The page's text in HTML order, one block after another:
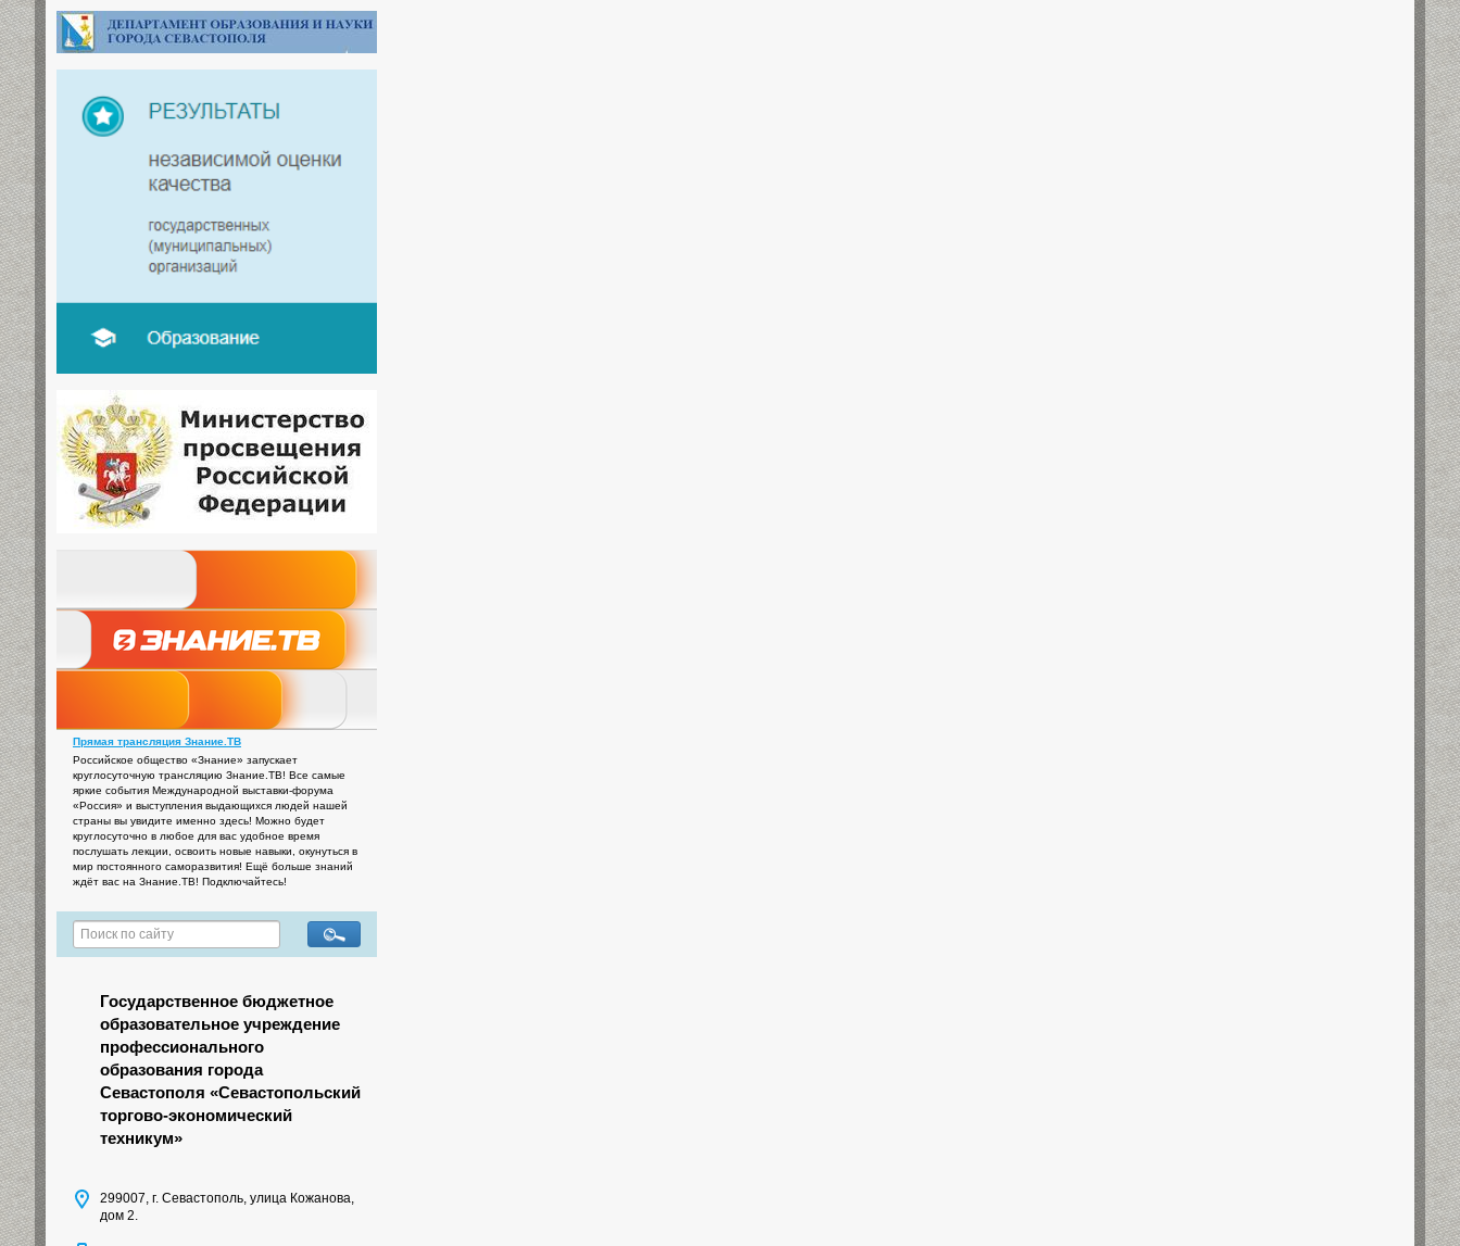
Прямая трансляция Знание.ТВ
Российское общество «Знание» запускает
круглосуточную трансляцию Знание.ТВ! Все самые
яркие события Международной выставки-форума
«Россия» и выступления выдающихся людей нашей
страны вы увидите именно здесь! Можно будет
круглосуточно в любое для вас удобное время
послушать лекции, освоить новые навыки, окунуться в
мир постоянного саморазвития! Ещё больше знаний
ждёт вас на Знание.ТВ! Подключайтесь!
Государственное бюджетное
образовательное учреждение
профессионального
образования города
Севастополя «Севастопольский
торгово-экономический
техникум»
299007, г. Севастополь, улица Кожанова,
дом 2.